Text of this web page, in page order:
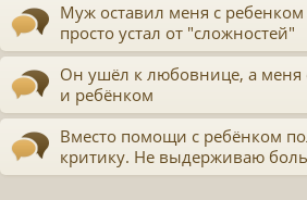
Муж оставил меня с
просто устал от "сложностей"
Он ушёл к любовнице, а меня
и ребёнком
Вместо помощи с ребёнком
критику. Не выдерживаю